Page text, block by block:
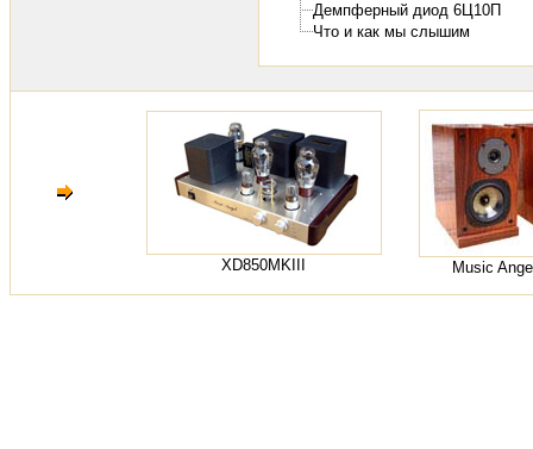
Демпферный диод 6Ц10П
Что и как мы слышим
XD850MKIII Music